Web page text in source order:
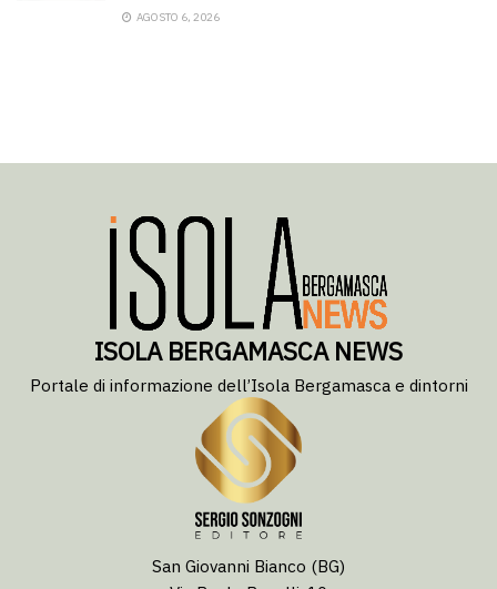
AGOSTO 6, 2026
ISOLA BERGAMASCA NEWS
Portale di informazione dell’Isola Bergamasca e dintorni
San Giovanni Bianco (BG)